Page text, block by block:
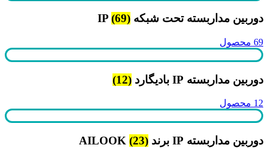
دوربین مداربسته تحت شبکه IP (69)
69 محصول
دوربین مداربسته IP بادیگارد (12)
12 محصول
دوربین مداربسته IP برند AILOOK (23)